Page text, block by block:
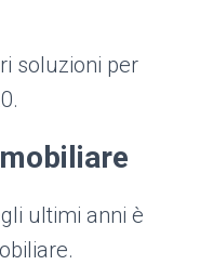
soluzioni per
ultimi anni è